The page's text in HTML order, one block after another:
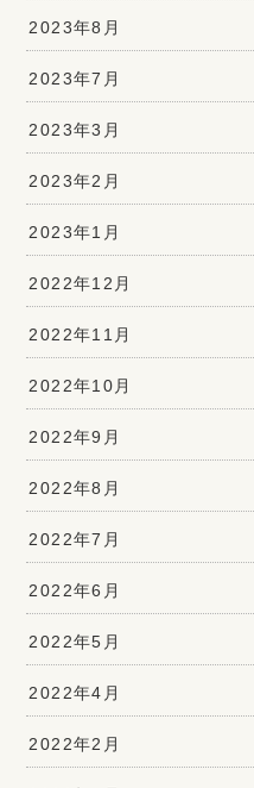
2023年8月
2023年7月
2023年3月
2023年2月
2023年1月
2022年12月
2022年11月
2022年10月
2022年9月
2022年8月
2022年7月
2022年6月
2022年5月
2022年4月
2022年2月